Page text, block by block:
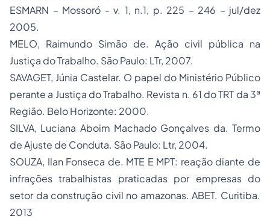
ESMARN – Mossoró - v. 1, n.1, p. 225 – 246 – jul/dez
2005.
MELO, Raimundo Simão de. Ação civil pública na
Justiça do Trabalho. São Paulo: LTr, 2007.
SAVAGET, Júnia Castelar. O papel do Ministério Público
perante a Justiça do Trabalho. Revista n. 61 do TRT da 3ª
Região. Belo Horizonte: 2000.
SILVA, Luciana Aboim Machado Gonçalves da. Termo
de Ajuste de Conduta. São Paulo: Ltr, 2004.
SOUZA, Ilan Fonseca de. MTE E MPT: reação diante de
infrações trabalhistas praticadas por empresas do
setor da construção civil no amazonas. ABET. Curitiba.
2013